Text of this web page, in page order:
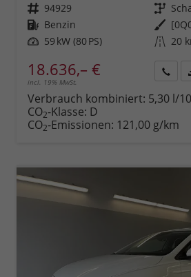
Fahrzeugnr. 94929 Getriebe
Kraftstoff Benzin Außenfarbe
Leistung 59 kW (80 PS) Kilometerstand 20
18.636,– €
incl. 19% MwSt.
Verbrauch kombiniert: 5,30 l/
CO2-Klasse: D
CO2-Emissionen: 121,00 g/km